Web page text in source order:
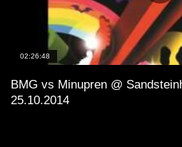
02:26:48
BMG vs Minupren @
25.10.2014